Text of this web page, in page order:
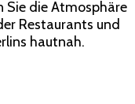
Sie die Atmosphäre
Restaurants und
hautnah.